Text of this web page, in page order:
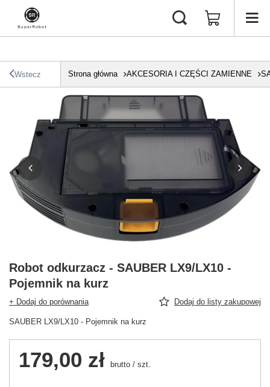
Wstecz Strona główna AKCESORIA I CZĘŚCI ZAMIENNE
Robot odkurzacz - SAUBER LX9/LX10 -
Pojemnik na kurz
+ Dodaj do porównania Dodaj do listy zakupowej
SAUBER LX9/LX10 - Pojemnik na kurz
179,00 zł brutto / szt.